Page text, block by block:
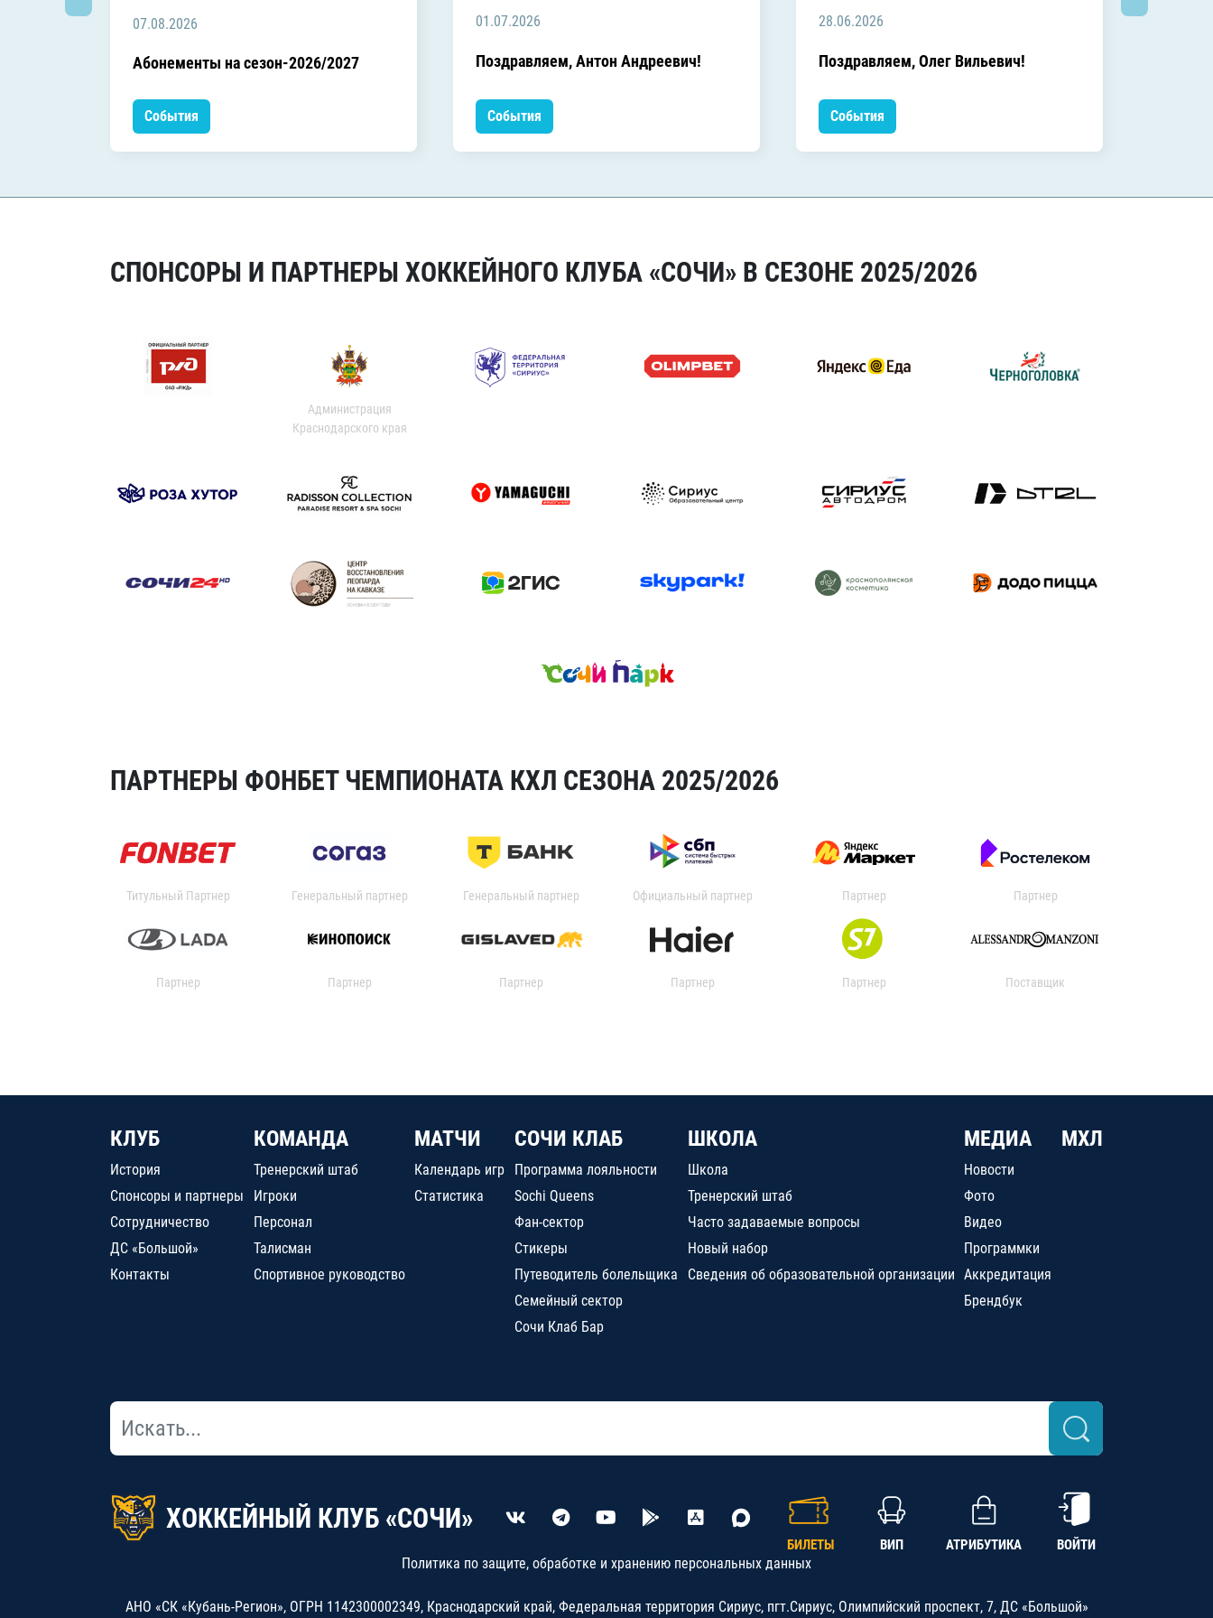
07.08.2026
Абонементы на сезон-2026/2027
События
01.07.2026
Поздравляем, Антон Андреевич!
События
28.06.2026
Поздравляем, Олег Вильевич!
События
СПОНСОРЫ И ПАРТНЕРЫ ХОККЕЙНОГО КЛУБА «СОЧИ» В СЕЗОНЕ 2025/2026
Администрация
Краснодарского края
ПАРТНЕРЫ ФОНБЕТ ЧЕМПИОНАТА КХЛ СЕЗОНА 2025/2026
Титульный Партнер Генеральный партнер Генеральный партнер Официальный партнер Партнер Партнер
Партнер Партнер Партнер Партнер Партнер Поставщик
КЛУБ
История
Спонсоры и партнеры
Сотрудничество
ДС «Большой»
Контакты
КОМАНДА
Тренерский штаб
Игроки
Персонал
Талисман
Спортивное руководство
МАТЧИ
Календарь игр
Статистика
СОЧИ КЛАБ
Программа лояльности
Sochi Queens
Фан-сектор
Стикеры
Путеводитель болельщика
Семейный сектор
Сочи Клаб Бар
ШКОЛА
Школа
Тренерский штаб
Часто задаваемые вопросы
Новый набор
Сведения об образовательной организации
МЕДИА
Новости
Фото
Видео
Программки
Аккредитация
Брендбук
МХЛ
ХОККЕЙНЫЙ КЛУБ «СОЧИ»
БИЛЕТЫ ВИП АТРИБУТИКА ВОЙТИ
Политика по защите, обработке и хранению персональных данных
АНО «СК «Кубань-Регион», ОГРН 1142300002349, Краснодарский край, Федеральная территория Сириус, пгт.Сириус, Олимпийский проспект, 7, ДС «Большой»